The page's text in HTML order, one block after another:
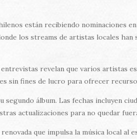
están recibiendo nominaciones
los streams de artistas locales han
revelan que varios artistas
sin fines de lucro para ofrecer
álbum. Las fechas incluyen
actualizaciones para no quedar
que impulsa la música local al